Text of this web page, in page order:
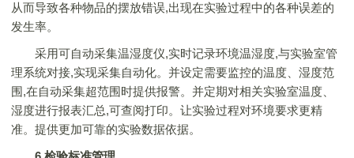
从而导致各种物品的摆放错误,出现在实验过程中的各种误差的
发生率。
采用可自动采集温湿度仪,实时记录环境温湿度,与实验室管
理系统对接,实现采集自动化。并设定需要监控的温度、湿度范
围,在自动采集超范围时提供报警。并定期对相关实验室温度、
湿度进行报表汇总,可查阅打印。让实验过程对环境要求更精
准。提供更加可靠的实验数据依据。